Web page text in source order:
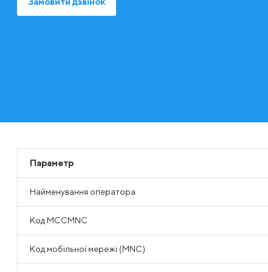
Параметр
Найменування оператора
Код MCCMNC
Код мобільної мережі (MNC)